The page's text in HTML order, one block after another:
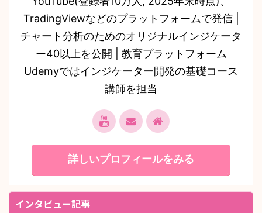
TradingViewなどのプラットフォームで発信 |
チャート分析のためのオリジナルインジケータ
ー40以上を公開 | 教育プラットフォーム
Udemyではインジケーター開発の基礎コース
講師を担当
詳しいプロフィールをみる
インタビュー記事